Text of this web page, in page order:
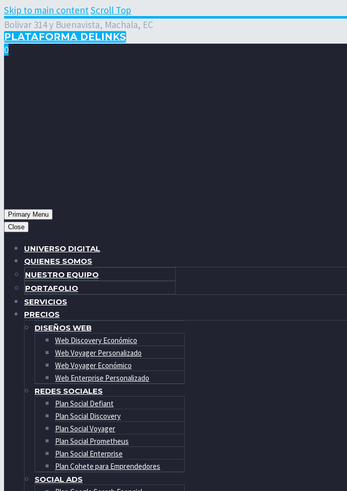
Skip to main contentScroll Top
Bolivar 314 y Buenavista, Machala, EC
PLATAFORMA DELINKS
0
Primary Menu
Close
UNIVERSO DIGITAL
QUIENES SOMOS
NUESTRO EQUIPO
PORTAFOLIO
SERVICIOS
PRECIOS
DISEÑOS WEB
Web Discovery Económico
Web Voyager Personalizado
Web Voyager Económico
Web Enterprise Personalizado
REDES SOCIALES
Plan Social Defiant
Plan Social Discovery
Plan Social Voyager
Plan Social Prometheus
Plan Social Enterprise
Plan Cohete para Emprendedores
SOCIAL ADS